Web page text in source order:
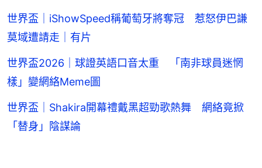
世界盃｜iShowSpeed稱葡萄牙將奪冠 惹怒伊巴謙
莫域遭請走｜有片
世界盃2026｜球證英語口音太重 「南非球員迷惘
樣」變網絡Meme圖
世界盃｜Shakira開幕禮戴黑超勁歌熱舞 網絡竟掀
「替身」陰謀論